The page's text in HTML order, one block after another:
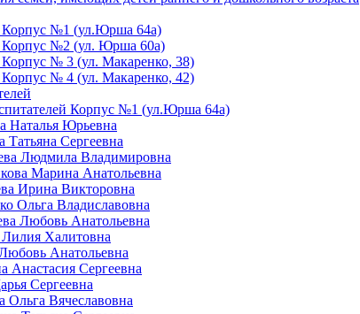
№1 (ул.Юрша 64а)
№2 (ул. Юрша 60а)
№ 3 (ул. Макаренко, 38)
№ 4 (ул. Макаренко, 42)
Корпус №1 (ул.Юрша 64а)
Наталья Юрьевна
Татьяна Сергеевна
Людмила Владимировна
Марина Анатольевна
Ирина Викторовна
Ольга Владиславовна
Любовь Анатольевна
Лилия Халитовна
Анатольевна
Анастасия Сергеевна
Сергеевна
Ольга Вячеславовна